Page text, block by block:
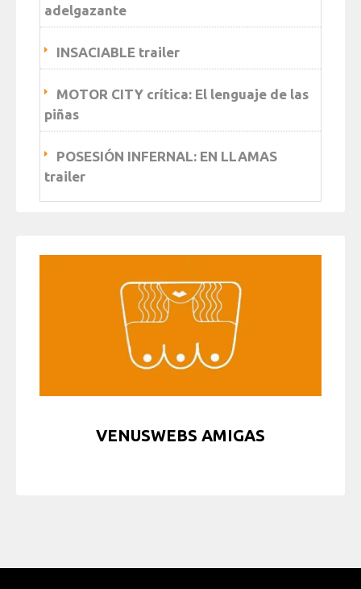
adelgazante
INSACIABLE trailer
MOTOR CITY crítica: El lenguaje de las
piñas
POSESIÓN INFERNAL: EN LLAMAS
trailer
VENUSWEBS AMIGAS